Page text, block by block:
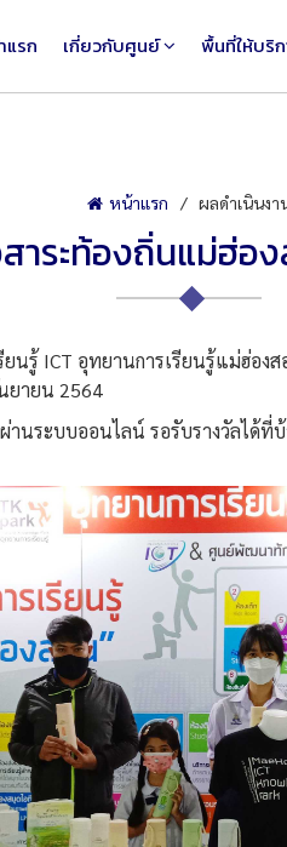
แรก เกี่ยวกับศูนย์ พื้นที่ให้บริ
หน้าแรก ผลดำเนินงา
าระท้องถิ่นแม่ฮ่อง
อุทยานการเรียนรู้แม่ฮ่องส
ยายน 2564
านระบบออนไลน์ รอรับรางวัลได้